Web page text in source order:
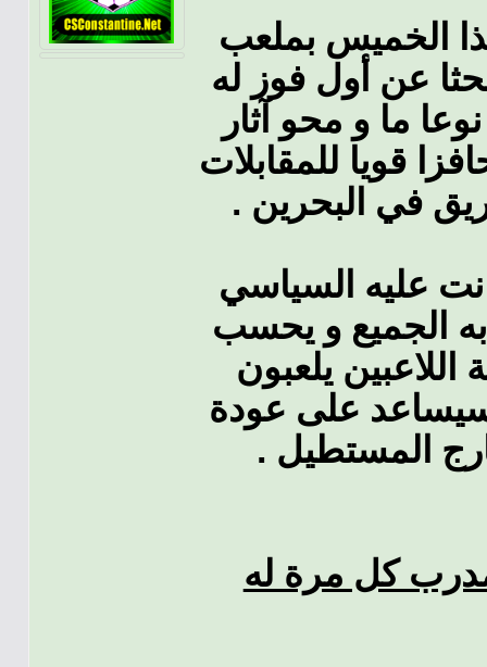
الخميس بملعب
عن أول فوز له
ما و محو آثار
قويا للمقابلات
في البحرين .
عليه السياسي
الجميع و يحسب
يلعبون
سيساعد على عودة
المستطيل .
كل مرة له